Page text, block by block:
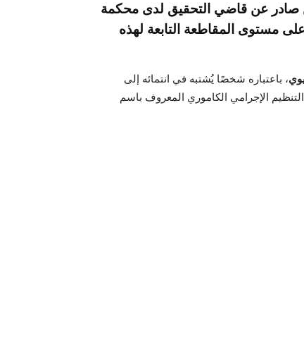
صادر عن قاضي التحقيق لدى محكمة
مستوى المقاطعة التابعة لهذه
، باعتباره شخصًا يُشتبه في انتمائه إلى